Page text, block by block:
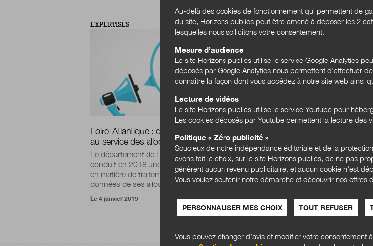
EXPERTISES
Loire-Atlantique : des outils innovants
au service des allocataires du RSA
Le département de Loire-Atlantique a
conduit en 2018 une démarche pionnière
en matière de traitement et d'analyse des
données de ses allocataires RSA...
Le 4 janvier 2019
Au-delà des cookies de fonctionnement qui permettent de
du site, Horizons publics peut être amené à déposer les 2
lesquelles nous sollicitons votre consentement.
Mesure d’audience
Le site Horizons publics utilise le service Google Analytics
déposés par Google Analytics nous permettent d’effectuer
connaître la façon dont vous accédez à notre site web ainsi
Lecture de vidéos
Le site Horizons publics utilise le service Youtube pour
Les cookies déposés par Youtube permettent la lecture des
Politique « Zéro publicité »
Soucieux de notre indépendance éditoriale et de la
avons fait le choix, sur le site Horizons publics, de ne pas
génèrent aucun revenu publicitaire, et aucun cookie n’est
Vous voulez soutenir notre démarche et découvrir nos offres
PERSONNALISER MES CHOIX TOUT REFUSER
Vous pouvez changer d’avis et modifier votre consentement